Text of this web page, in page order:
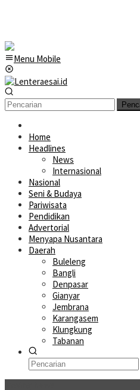
Menu Mobile
Home
Headlines
News
Internasional
Nasional
Seni & Budaya
Pariwisata
Pendidikan
Advertorial
Menyapa Nusantara
Daerah
Buleleng
Bangli
Denpasar
Gianyar
Jembrana
Karangasem
Klungkung
Tabanan